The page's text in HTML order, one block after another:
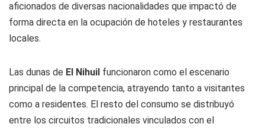
aficionados de diversas nacionalidades que impactó de
forma directa en la ocupación de hoteles y restaurantes
locales.
Las dunas de El Nihuil funcionaron como el escenario
principal de la competencia, atrayendo tanto a visitantes
como a residentes. El resto del consumo se distribuyó
entre los circuitos tradicionales vinculados con el